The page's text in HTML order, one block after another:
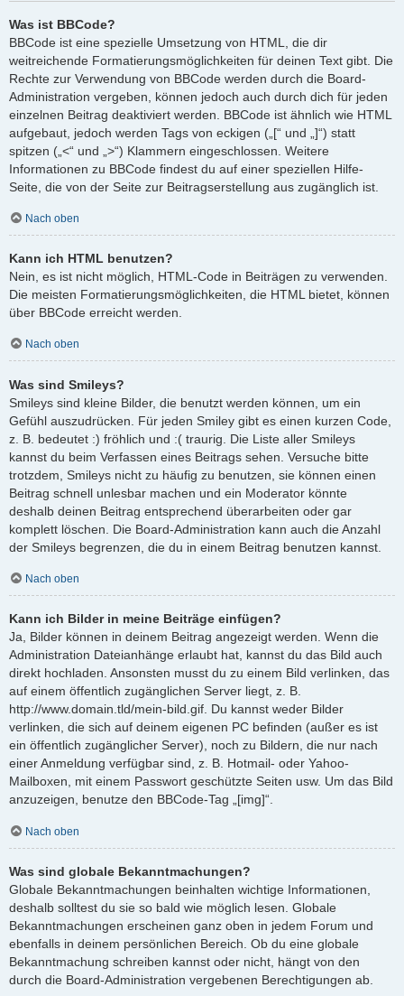
Was ist BBCode?
BBCode ist eine spezielle Umsetzung von HTML, die dir
weitreichende Formatierungsmöglichkeiten für deinen Text gibt. Die
Rechte zur Verwendung von BBCode werden durch die Board-
Administration vergeben, können jedoch auch durch dich für jeden
einzelnen Beitrag deaktiviert werden. BBCode ist ähnlich wie HTML
aufgebaut, jedoch werden Tags von eckigen („[“ und „]“) statt
spitzen („<“ und „>“) Klammern eingeschlossen. Weitere
Informationen zu BBCode findest du auf einer speziellen Hilfe-
Seite, die von der Seite zur Beitragserstellung aus zugänglich ist.
Nach oben
Kann ich HTML benutzen?
Nein, es ist nicht möglich, HTML-Code in Beiträgen zu verwenden.
Die meisten Formatierungsmöglichkeiten, die HTML bietet, können
über BBCode erreicht werden.
Nach oben
Was sind Smileys?
Smileys sind kleine Bilder, die benutzt werden können, um ein
Gefühl auszudrücken. Für jeden Smiley gibt es einen kurzen Code,
z. B. bedeutet :) fröhlich und :( traurig. Die Liste aller Smileys
kannst du beim Verfassen eines Beitrags sehen. Versuche bitte
trotzdem, Smileys nicht zu häufig zu benutzen, sie können einen
Beitrag schnell unlesbar machen und ein Moderator könnte
deshalb deinen Beitrag entsprechend überarbeiten oder gar
komplett löschen. Die Board-Administration kann auch die Anzahl
der Smileys begrenzen, die du in einem Beitrag benutzen kannst.
Nach oben
Kann ich Bilder in meine Beiträge einfügen?
Ja, Bilder können in deinem Beitrag angezeigt werden. Wenn die
Administration Dateianhänge erlaubt hat, kannst du das Bild auch
direkt hochladen. Ansonsten musst du zu einem Bild verlinken, das
auf einem öffentlich zugänglichen Server liegt, z. B.
http://www.domain.tld/mein-bild.gif. Du kannst weder Bilder
verlinken, die sich auf deinem eigenen PC befinden (außer es ist
ein öffentlich zugänglicher Server), noch zu Bildern, die nur nach
einer Anmeldung verfügbar sind, z. B. Hotmail- oder Yahoo-
Mailboxen, mit einem Passwort geschützte Seiten usw. Um das Bild
anzuzeigen, benutze den BBCode-Tag „[img]“.
Nach oben
Was sind globale Bekanntmachungen?
Globale Bekanntmachungen beinhalten wichtige Informationen,
deshalb solltest du sie so bald wie möglich lesen. Globale
Bekanntmachungen erscheinen ganz oben in jedem Forum und
ebenfalls in deinem persönlichen Bereich. Ob du eine globale
Bekanntmachung schreiben kannst oder nicht, hängt von den
durch die Board-Administration vergebenen Berechtigungen ab.